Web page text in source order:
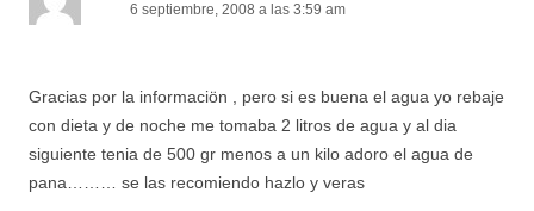
6 septiembre, 2008 a las 3:59 am
Gracias por la informaciön , pero si es buena el agua yo rebaje
con dieta y de noche me tomaba 2 litros de agua y al dia
siguiente tenia de 500 gr menos a un kilo adoro el agua de
pana……… se las recomiendo hazlo y veras